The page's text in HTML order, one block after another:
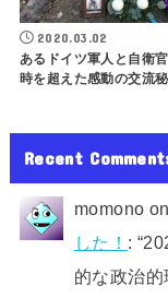
2020.03.02
あるドイツ軍人と自衛
時を超えた感動の交流
Recent
momono on
した！ : “
的な政治